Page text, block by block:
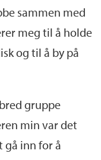
sammen med
meg til å holde
og til å by på
gruppe
min var det
inn for å